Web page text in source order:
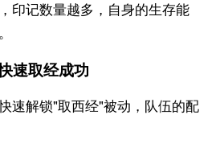
印记数量越多，自身的生存能
速取经成功
解锁"取西经"被动，队伍的配